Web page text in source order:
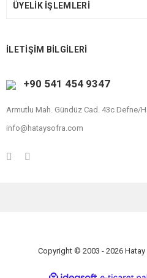
ÜYELİK İŞLEMLERİ
İLETİŞİM BİLGİLERİ
+90 541 454 9347
Armutlu Mah. Gündüz Cad. 43c Defne/
info@hataysofra.com
Copyright © 2003 - 2026 Hatay